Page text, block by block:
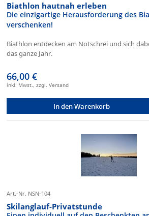
Biathlon hautnah erleben
Die einzigartige Herausforderung des
verschenken!
Biathlon entdecken am Notschrei und sich
das ganze Jahr.
66,00 €
inkl. Mwst., zzgl. Versand
In den Warenkorb
Art.-Nr. NSN-104
Skilanglauf-Privatstunde